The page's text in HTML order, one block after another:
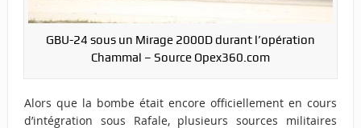
GBU-24 sous un Mirage 2000D durant l’opération
Chammal – Source Opex360.com
Alors que la bombe était encore officiellement en cours
d’intégration sous Rafale, plusieurs sources militaires